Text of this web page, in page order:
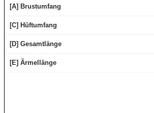
[A] Brustumfang
[C] Hüftumfang
[D] Gesamtlänge
[E] Ärmellänge